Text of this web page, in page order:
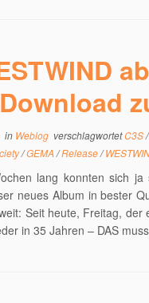
in Weblog verschlagwortetC3S
/GEMA/Release/
lang konnten sich
neues Album in bester
Seit heute, Freitag, der
in 35 Jahren – DAS